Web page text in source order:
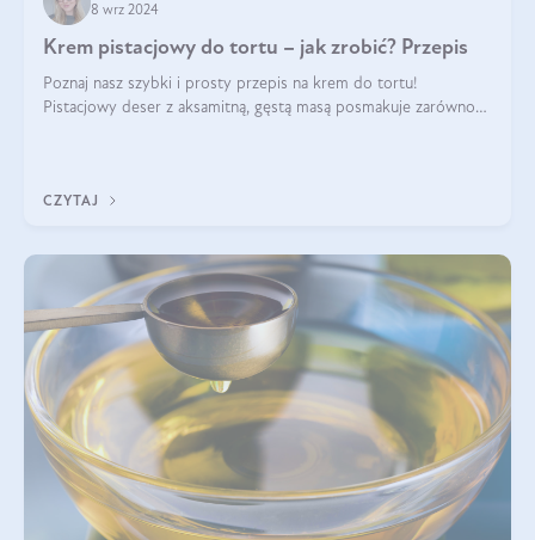
8 wrz 2024
Krem pistacjowy do tortu – jak zrobić? Przepis
Poznaj nasz szybki i prosty przepis na krem do tortu!
Pistacjowy deser z aksamitną, gęstą masą posmakuje zarówno
CZYTAJ